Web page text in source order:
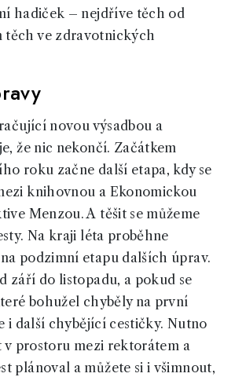
hadiček – nejdříve těch od
těch ve zdravotnických
novou výsadbou a
že nic nekončí. Začátkem
roku začne další etapa, kdy se
knihovnou a Ekonomickou
Menzou. A těšit se můžeme
Na kraji léta proběhne
podzimní etapu dalších úprav.
září do listopadu, a pokud se
bohužel chyběly na první
i další chybějící cestičky. Nutno
prostoru mezi rektorátem a
plánoval a můžete si i všimnout,